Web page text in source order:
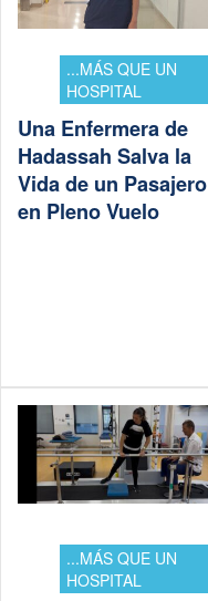
...MÁS QUE UN
HOSPITAL
Una Enfermera de
Hadassah Salva la
Vida de un Pasajero
en Pleno Vuelo
...MÁS QUE UN
HOSPITAL